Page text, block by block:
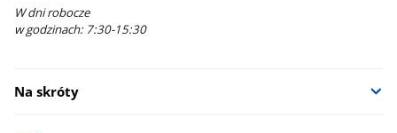
W dni robocze
w godzinach: 7:30-15:30
Na skróty